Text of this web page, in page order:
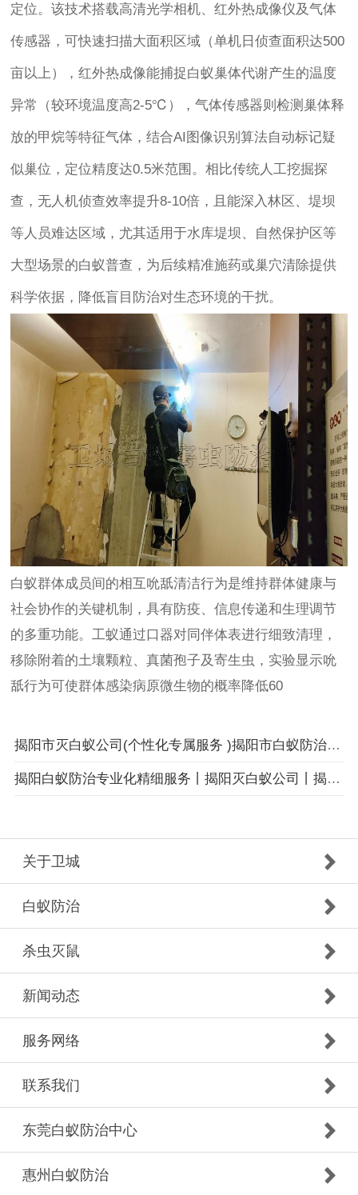
定位。该技术搭载高清光学相机、红外热成像仪及气体
传感器，可快速扫描大面积区域（单机日侦查面积达500
亩以上），红外热成像能捕捉白蚁巢体代谢产生的温度
异常（较环境温度高2-5℃），气体传感器则检测巢体释
放的甲烷等特征气体，结合AI图像识别算法自动标记疑
似巢位，定位精度达0.5米范围。相比传统人工挖掘探
查，无人机侦查效率提升8-10倍，且能深入林区、堤坝
等人员难达区域，尤其适用于水库堤坝、自然保护区等
大型场景的白蚁普查，为后续精准施药或巢穴清除提供
科学依据，降低盲目防治对生态环境的干扰。
白蚁群体成员间的相互吮舐清洁行为是维持群体健康与
社会协作的关键机制，具有防疫、信息传递和生理调节
的多重功能。工蚁通过口器对同伴体表进行细致清理，
移除附着的土壤颗粒、真菌孢子及寄生虫，实验显示吮
舐行为可使群体感染病原微生物的概率降低60
揭阳市灭白蚁公司(个性化专属服务 )揭阳市白蚁防治中心
揭阳白蚁防治专业化精细服务丨揭阳灭白蚁公司丨揭阳市卫城白蚁防治有限公司
关于卫城
白蚁防治
杀虫灭鼠
新闻动态
服务网络
联系我们
东莞白蚁防治中心
惠州白蚁防治